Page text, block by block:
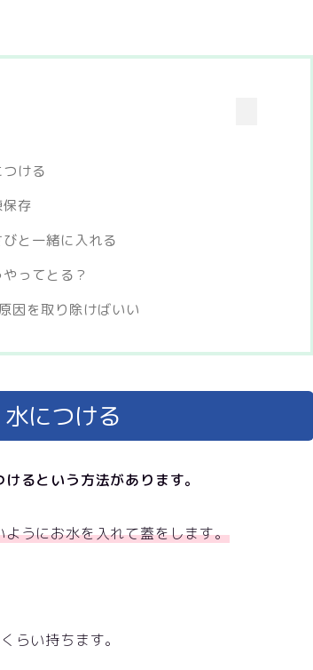
ける
存
と一緒に入れる
ってとる？
因を取り除けばいい
につける
けるという方法があります。
うにお水を入れて蓋をします。
らい持ちます。